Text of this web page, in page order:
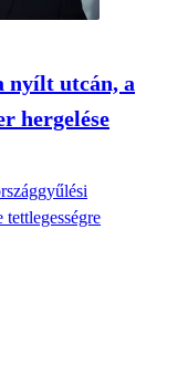
nyílt utcán, a
hergelése